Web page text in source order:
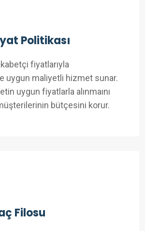
Politikası
fiyatlarıyla
uygun maliyetli hizmet sunar.
uygun fiyatlarla alınmaını
bütçesini korur.
Filosu